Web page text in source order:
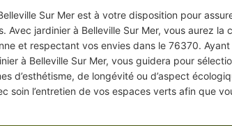
Sur Mer est à votre disposition pour
Avec jardinier à Belleville Sur Mer, vous aurez la
et respectant vos envies dans le 76370.
à Belleville Sur Mer, vous guidera pour
d’esthétisme, de longévité ou d’aspect
soin l’entretien de vos espaces verts afin que